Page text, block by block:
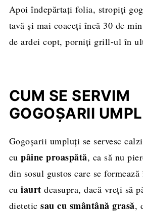
Apoi îndepărtați folia, stropiți
tavă și mai coaceți încă 30 de
de ardei copt, porniți grill-ul în
CUM SE SERVIM
GOGOȘARII
Gogoșarii umpluți se servesc
cupâine proaspătă, ca să nu
din sosul gustos care se
cuiaurtdeasupra, dacă vreți să
dieteticsau cu smântână grasă,